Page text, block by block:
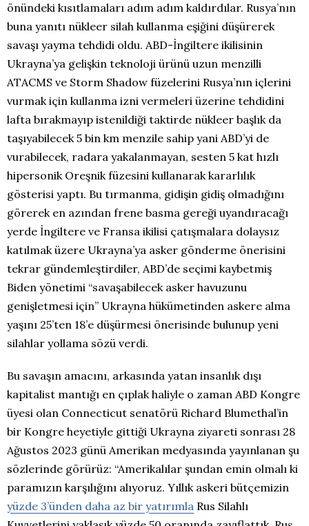
önündeki kısıtlamaları adım adım kaldırdılar. Rusya’nın
buna yanıtı nükleer silah kullanma eşiğini düşürerek
savaşı yayma tehdidi oldu. ABD-İngiltere ikilisinin
Ukrayna’ya gelişkin teknoloji ürünü uzun menzilli
ATACMS ve Storm Shadow füzelerini Rusya’nın içlerini
vurmak için kullanma izni vermeleri üzerine tehdidini
lafta bırakmayıp istenildiği taktirde nükleer başlık da
taşıyabilecek 5 bin km menzile sahip yani ABD’yi de
vurabilecek, radara yakalanmayan, sesten 5 kat hızlı
hipersonik Oreşnik füzesini kullanarak kararlılık
gösterisi yaptı. Bu tırmanma, gidişin gidiş olmadığını
görerek en azından frene basma gereği uyandıracağı
yerde İngiltere ve Fransa ikilisi çatışmalara dolaysız
katılmak üzere Ukrayna’ya asker gönderme önerisini
tekrar gündemleştirdiler, ABD’de seçimi kaybetmiş
Biden yönetimi “savaşabilecek asker havuzunu
genişletmesi için” Ukrayna hükümetinden askere alma
yaşını 25’ten 18’e düşürmesi önerisinde bulunup yeni
silahlar yollama sözü verdi.
Bu savaşın amacını, arkasında yatan insanlık dışı
kapitalist mantığı en çıplak haliyle o zaman ABD Kongre
üyesi olan Connecticut senatörü Richard Blumethal’in
bir Kongre heyetiyle gittiği Ukrayna ziyareti sonrası 28
Ağustos 2023 günü Amerikan medyasında yayınlanan şu
sözlerinde görürüz: “Amerikalılar şundan emin olmalı ki
paramızın karşılığını alıyoruz. Yıllık askeri bütçemizin
yüzde 3’ünden daha az bir yatırımla Rus Silahlı